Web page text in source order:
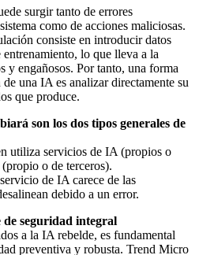
surgir tanto de errores
como de acciones maliciosas.
consiste en introducir datos
lo que lleva a la
y engañosos. Por tanto, una forma
una IA es analizar directamente su
que produce.
son los dos tipos generales de
utiliza servicios de IA (propios o
o de terceros).
de IA carece de las
debido a un error.
de seguridad integral
a la IA rebelde, es fundamental
preventiva y robusta. Trend Micro